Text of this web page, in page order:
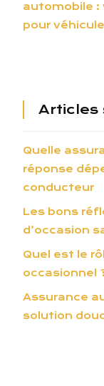
automobile :
pour
Articles
Quelle
réponse
conducteur
Les bons
d’occasion
Quel est le
occasionnel
Assurance
solution